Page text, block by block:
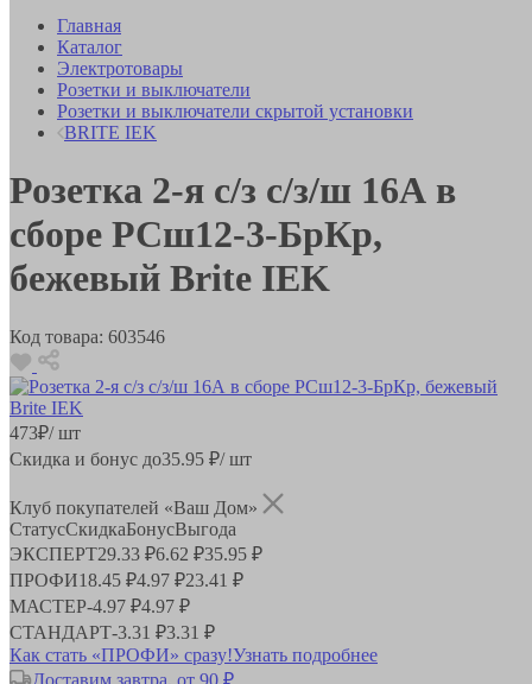
Главная
Каталог
Электротовары
Розетки и выключатели
Розетки и выключатели скрытой установки
BRITE IEK
Розетка 2-я с/з с/з/ш 16А в
сборе РСш12-3-БрКр,
бежевый Brite IEK
Код товара: 603546
473₽/ шт
Скидка и бонус до35.95 ₽/ шт
Клуб покупателей «Ваш Дом»
СтатусСкидкаБонусВыгода
ЭКСПЕРТ29.33 ₽6.62 ₽35.95 ₽
ПРОФИ18.45 ₽4.97 ₽23.41 ₽
МАСТЕР-4.97 ₽4.97 ₽
СТАНДАРТ-3.31 ₽3.31 ₽
Как стать «ПРОФИ» сразу!Узнать подробнее
Доставим завтра, от 90 ₽